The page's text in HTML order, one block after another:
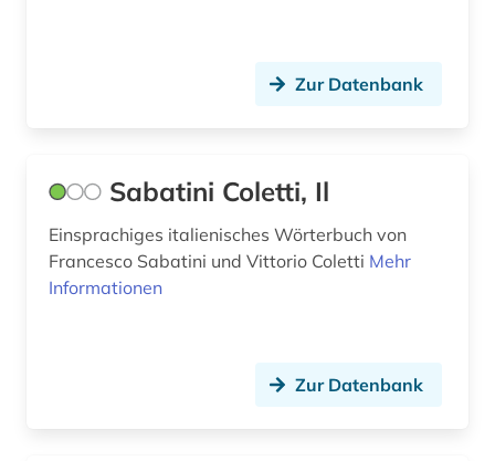
Zur Datenbank
Sabatini Coletti, Il
Einsprachiges italienisches Wörterbuch von
Francesco Sabatini und Vittorio Coletti Mehr
Informationen
Zur Datenbank